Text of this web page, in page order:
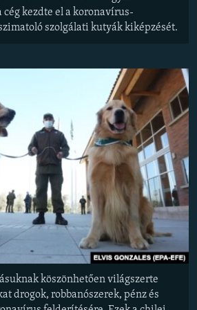
cég kezdte el a koronavírus-
szolgálati kutyák kiképzését.
köszönhetően világszerte
drogok, robbanószerek, pénz és